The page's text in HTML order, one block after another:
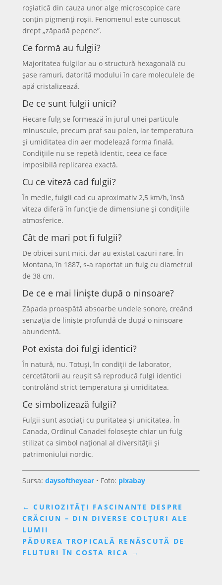
roșiatică din cauza unor alge microscopice care
conțin pigmenți roșii. Fenomenul este cunoscut
drept „zăpadă pepene”.
Ce formă au fulgii?
Majoritatea fulgilor au o structură hexagonală cu
șase ramuri, datorită modului în care moleculele de
apă cristalizează.
De ce sunt fulgii unici?
Fiecare fulg se formează în jurul unei particule
minuscule, precum praf sau polen, iar temperatura
și umiditatea din aer modelează forma finală.
Condițiile nu se repetă identic, ceea ce face
imposibilă replicarea exactă.
Cu ce viteză cad fulgii?
În medie, fulgii cad cu aproximativ 2,5 km/h, însă
viteza diferă în funcție de dimensiune și condițiile
atmosferice.
Cât de mari pot fi fulgii?
De obicei sunt mici, dar au existat cazuri rare. În
Montana, în 1887, s-a raportat un fulg cu diametrul
de 38 cm.
De ce e mai liniște după o ninsoare?
Zăpada proaspătă absoarbe undele sonore, creând
senzația de liniște profundă de după o ninsoare
abundentă.
Pot exista doi fulgi identici?
În natură, nu. Totuși, în condiții de laborator,
cercetătorii au reușit să reproducă fulgi identici
controlând strict temperatura și umiditatea.
Ce simbolizează fulgii?
Fulgii sunt asociați cu puritatea și unicitatea. În
Canada, Ordinul Canadei folosește chiar un fulg
stilizat ca simbol național al diversității și
patrimoniului nordic.
Sursa: daysoftheyear• Foto: pixabay
←CURIOZITĂȚI FASCINANTE DESPRE
CRĂCIUN – DIN DIVERSE COLȚURI ALE
LUMII
PĂDUREA TROPICALĂ RENĂSCUTĂ DE
FLUTURI ÎN COSTA RICA →